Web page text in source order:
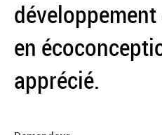
en
apprécié.